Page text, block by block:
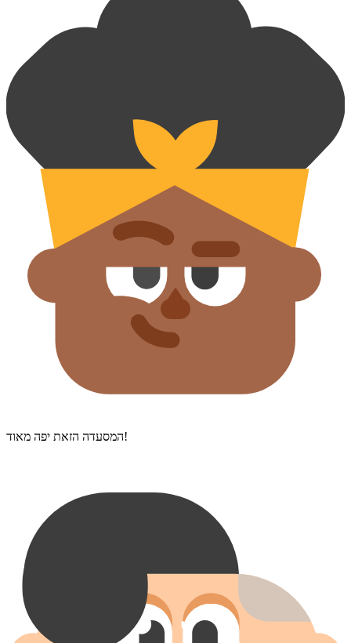
המסעדה הזאת יפה מאוד!